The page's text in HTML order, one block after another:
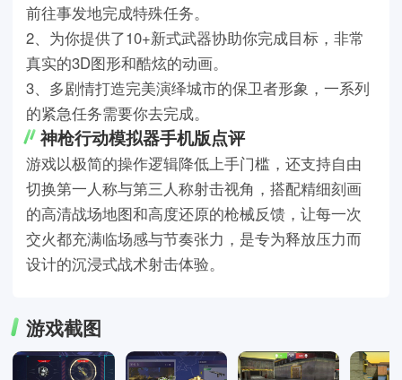
前往事发地完成特殊任务。
2、为你提供了10+新式武器协助你完成目标，非常
真实的3D图形和酷炫的动画。
3、多剧情打造完美演绎城市的保卫者形象，一系列
的紧急任务需要你去完成。
神枪行动模拟器手机版点评
游戏以极简的操作逻辑降低上手门槛，还支持自由
切换第一人称与第三人称射击视角，搭配精细刻画
的高清战场地图和高度还原的枪械反馈，让每一次
交火都充满临场感与节奏张力，是专为释放压力而
设计的沉浸式战术射击体验。
游戏截图